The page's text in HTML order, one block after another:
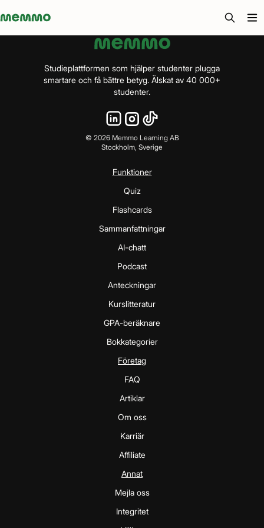
Memmo - AI-verktyg och digital kurslitteratur
Studieplattformen som hjälper studenter plugga
smartare och få bättre betyg. Älskat av 40 000+
studenter.
© 2026Memmo Learning AB
Stockholm, Sverige
Funktioner
Quiz
Flashcards
Sammanfattningar
AI-chatt
Podcast
Anteckningar
Kurslitteratur
GPA-beräknare
Bokkategorier
Företag
FAQ
Artiklar
Om oss
Karriär
Affiliate
Annat
Mejla oss
Integritet